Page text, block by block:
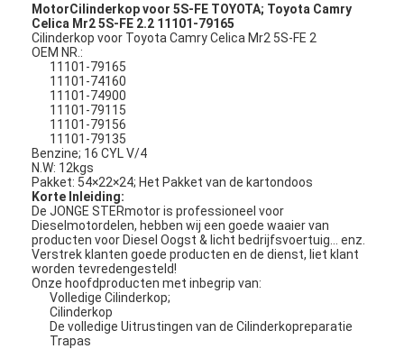
MotorCilinderkop voor 5S-FE TOYOTA; Toyota Camry
Celica Mr2 5S-FE 2.2 11101-79165
Cilinderkop voor Toyota Camry Celica Mr2 5S-FE 2
OEM NR.:
11101-79165
11101-74160
11101-74900
11101-79115
11101-79156
11101-79135
Benzine; 16 CYL V/4
N.W: 12kgs
Pakket: 54×22×24; Het Pakket van de kartondoos
Korte Inleiding:
De JONGE STERmotor is professioneel voor
Dieselmotordelen, hebben wij een goede waaier van
producten voor Diesel Oogst & licht bedrijfsvoertuig… enz.
Verstrek klanten goede producten en de dienst, liet klant
worden tevredengesteld!
Onze hoofdproducten met inbegrip van:
Volledige Cilinderkop;
Cilinderkop
De volledige Uitrustingen van de Cilinderkopreparatie
Trapas